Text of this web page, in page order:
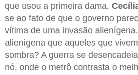
que usou a primeira dama,
se ao fato de que o governo
vítima de uma invasão
alienígena que aqueles que
sombra? A guerra se
nó, onde o metrô contrasta o